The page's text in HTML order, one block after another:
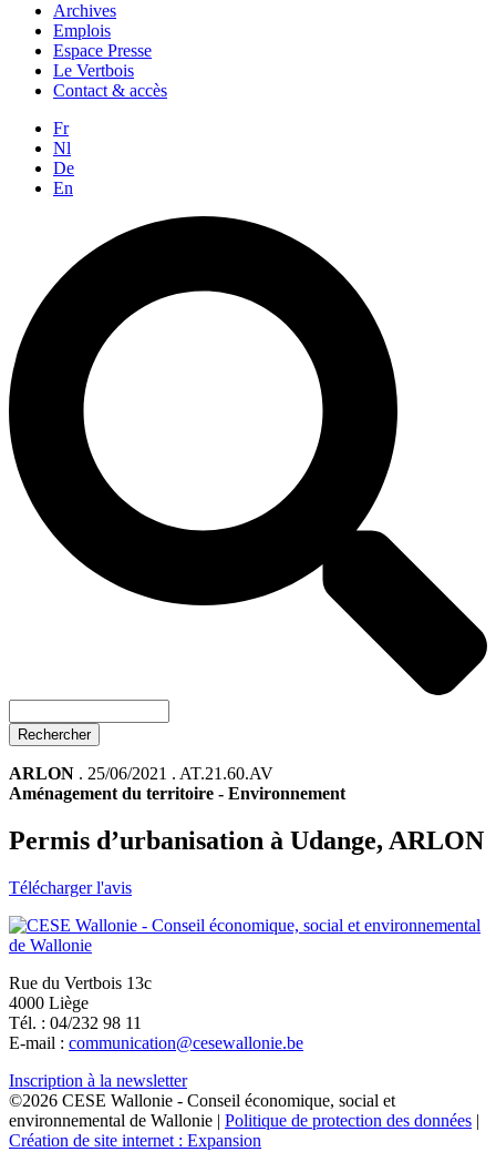
Archives
Emplois
Espace Presse
Le Vertbois
Contact & accès
Fr
Nl
De
En
ARLON . 25/06/2021 . AT.21.60.AV
Aménagement du territoire - Environnement
Permis d’urbanisation à Udange, ARLON
Télécharger l'avis
Rue du Vertbois 13c
4000 Liège
Tél. : 04/232 98 11
E-mail : communication@cesewallonie.be
Inscription à la newsletter
©2026 CESE Wallonie - Conseil économique, social et
environnemental de Wallonie | Politique de protection des données |
Création de site internet : Expansion